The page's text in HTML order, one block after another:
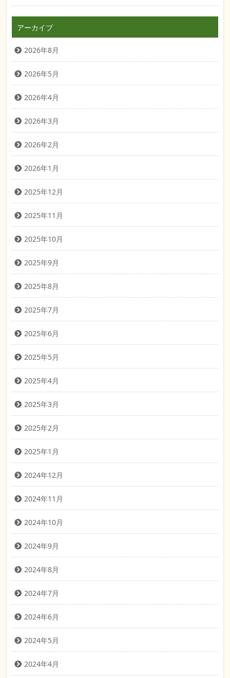
アーカイブ
2026年8月
2026年5月
2026年4月
2026年3月
2026年2月
2026年1月
2025年12月
2025年11月
2025年10月
2025年9月
2025年8月
2025年7月
2025年6月
2025年5月
2025年4月
2025年3月
2025年2月
2025年1月
2024年12月
2024年11月
2024年10月
2024年9月
2024年8月
2024年7月
2024年6月
2024年5月
2024年4月